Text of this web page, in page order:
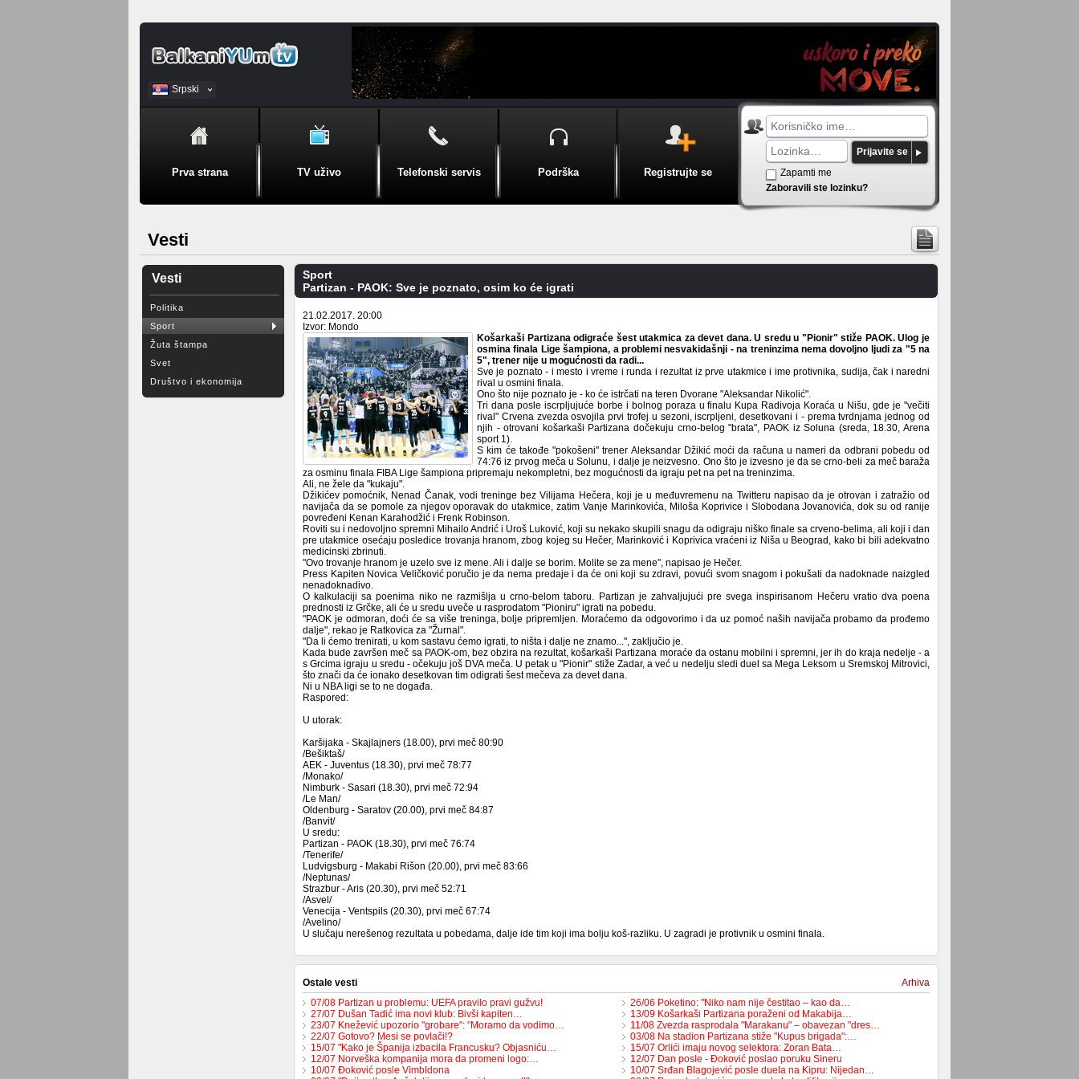
Srpski
BiH
Prva strana TV uživo Telefonski servis Podrška Registrujte se
Prijavite se
Zapamti me
Zaboravili ste lozinku?
Vesti
Vesti
Politika
Sport
Žuta štampa
Svet
Društvo i ekonomija
Sport
Partizan - PAOK: Sve je poznato, osim ko će igrati
21.02.2017. 20:00
Izvor: Mondo
Košarkaši Partizana odigraće šest utakmica za devet dana. U sredu u "Pionir" stiže PAOK. Ulog je
osmina finala Lige šampiona, a problemi nesvakidašnji - na treninzima nema dovoljno ljudi za "5 na
5", trener nije u mogućnosti da radi...
Sve je poznato - i mesto i vreme i runda i rezultat iz prve utakmice i ime protivnika, sudija, čak i naredni
rival u osmini finala.
Ono što nije poznato je - ko će istrčati na teren Dvorane "Aleksandar Nikolić".
Tri dana posle iscrpljujuće borbe i bolnog poraza u finalu Kupa Radivoja Koraća u Nišu, gde je "večiti
rival" Crvena zvezda osvojila prvi trofej u sezoni, iscrpljeni, desetkovani i - prema tvrdnjama jednog od
njih - otrovani košarkaši Partizana dočekuju crno-belog "brata", PAOK iz Soluna (sreda, 18.30, Arena
sport 1).
S kim će takođe "pokošeni" trener Aleksandar Džikić moći da računa u nameri da odbrani pobedu od
74:76 iz prvog meča u Solunu, i dalje je neizvesno. Ono što je izvesno je da se crno-beli za meč baraža
za osminu finala FIBA Lige šampiona pripremaju nekompletni, bez mogućnosti da igraju pet na pet na treninzima.
Ali, ne žele da "kukaju".
Džikićev pomoćnik, Nenad Čanak, vodi treninge bez Vilijama Hečera, koji je u međuvremenu na Twitteru napisao da je otrovan i zatražio od
navijača da se pomole za njegov oporavak do utakmice, zatim Vanje Marinkovića, Miloša Koprivice i Slobodana Jovanovića, dok su od ranije
povređeni Kenan Karahodžić i Frenk Robinson.
Roviti su i nedovoljno spremni Mihailo Andrić i Uroš Luković, koji su nekako skupili snagu da odigraju niško finale sa crveno-belima, ali koji i dan
pre utakmice osećaju posledice trovanja hranom, zbog kojeg su Hečer, Marinković i Koprivica vraćeni iz Niša u Beograd, kako bi bili adekvatno
medicinski zbrinuti.
"Ovo trovanje hranom je uzelo sve iz mene. Ali i dalje se borim. Molite se za mene", napisao je Hečer.
Press Kapiten Novica Veličković poručio je da nema predaje i da će oni koji su zdravi, povući svom snagom i pokušati da nadoknade naizgled
nenadoknadivo.
O kalkulaciji sa poenima niko ne razmišlja u crno-belom taboru. Partizan je zahvaljujući pre svega inspirisanom Hečeru vratio dva poena
prednosti iz Grčke, ali će u sredu uveče u rasprodatom "Pioniru" igrati na pobedu.
"PAOK je odmoran, doći će sa više treninga, bolje pripremljen. Moraćemo da odgovorimo i da uz pomoć naših navijača probamo da prođemo
dalje", rekao je Ratkovica za "Žurnal".
"Da li ćemo trenirati, u kom sastavu ćemo igrati, to ništa i dalje ne znamo...", zaključio je.
Kada bude završen meč sa PAOK-om, bez obzira na rezultat, košarkaši Partizana moraće da ostanu mobilni i spremni, jer ih do kraja nedelje - a
s Grcima igraju u sredu - očekuju još DVA meča. U petak u "Pionir" stiže Zadar, a već u nedelju sledi duel sa Mega Leksom u Sremskoj Mitrovici,
što znači da će ionako desetkovan tim odigrati šest mečeva za devet dana.
Ni u NBA ligi se to ne događa.
Raspored:
U utorak:
Karšijaka - Skajlajners (18.00), prvi meč 80:90
/Bešiktaš/
AEK - Juventus (18.30), prvi meč 78:77
/Monako/
Nimburk - Sasari (18.30), prvi meč 72:94
/Le Man/
Oldenburg - Saratov (20.00), prvi meč 84:87
/Banvit/
U sredu:
Partizan - PAOK (18.30), prvi meč 76:74
/Tenerife/
Ludvigsburg - Makabi Rišon (20.00), prvi meč 83:66
/Neptunas/
Strazbur - Aris (20.30), prvi meč 52:71
/Asvel/
Venecija - Ventspils (20.30), prvi meč 67:74
/Avelino/
U slučaju nerešenog rezultata u pobedama, dalje ide tim koji ima bolju koš-razliku. U zagradi je protivnik u osmini finala.
Ostale vesti
Arhiva
07/08 Partizan u problemu: UEFA pravilo pravi gužvu!
27/07 Dušan Tadić ima novi klub: Bivši kapiten…
23/07 Knežević upozorio "grobare": "Moramo da vodimo…
22/07 Gotovo? Mesi se povlači!?
15/07 "Kako je Španija izbacila Francusku? Objasniću…
12/07 Norveška kompanija mora da promeni logo:…
10/07 Đoković posle Vimbldona
26/06 Poketino: "Niko nam nije čestitao – kao da…
13/09 Košarkaši Partizana poraženi od Makabija…
11/08 Zvezda rasprodala "Marakanu" – obavezan "dres…
03/08 Na stadion Partizana stiže "Kupus brigada":…
15/07 Orlići imaju novog selektora: Zoran Bata…
12/07 Dan posle - Đoković poslao poruku Sineru
10/07 Srđan Blagojević posle duela na Kipru: Nijedan…